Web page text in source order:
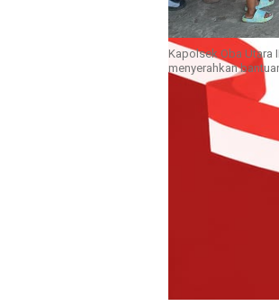
Kapolsek Oba Utara
menyerahkan
SOFIFI –
silaturahmi
Kecamatan
Dalam
Oba Utara,
Pake.
penyampaian